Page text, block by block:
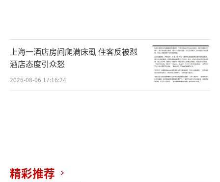
上海一酒店房间爬满床虱 住客反被怼
酒店态度引众怒
2026-08-06 17:16:24
精彩推荐